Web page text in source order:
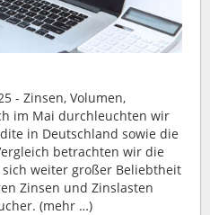
- Zinsen, Volumen,
im Mai durchleuchten wir
in Deutschland sowie die
betrachten wir die
weiter großer Beliebtheit
Zinsen und Zinslasten
(mehr …)